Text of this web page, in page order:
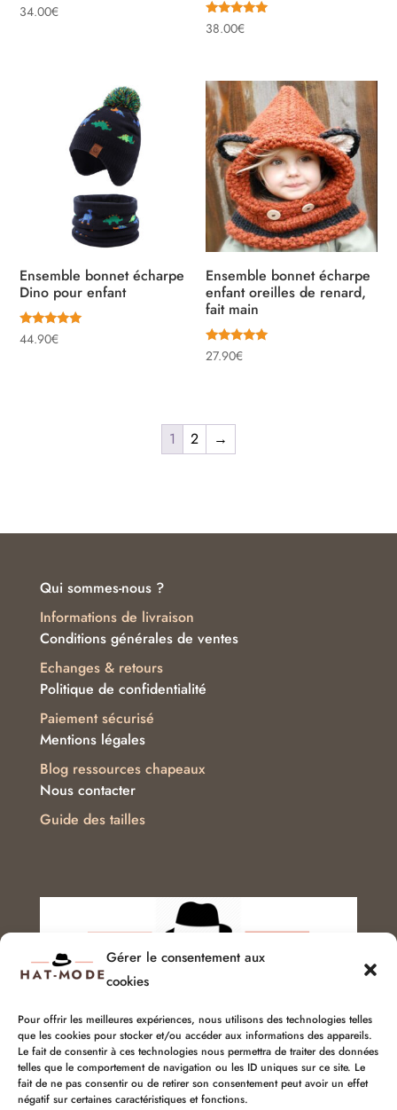
Gérer le consentement aux
cookies
Pour offrir les meilleures expériences, nous utilisons des technologies telles
que les cookies pour stocker et/ou accéder aux informations des appareils.
Le fait de consentir à ces technologies nous permettra de traiter des données
telles que le comportement de navigation ou les ID uniques sur ce site. Le
fait de ne pas consentir ou de retirer son consentement peut avoir un effet
négatif sur certaines caractéristiques et fonctions.
Note
5.00
34.00€
Note
5.00
38.00€
Ensemble bonnet écharpe
Dino pour enfant
Note
5.00
44.90€
Ensemble bonnet écharpe
enfant oreilles de renard,
fait main
Note
5.00
27.90€
1 2 →
Qui sommes-nous ?
Conditions générales de ventes
Politique de confidentialité
Mentions légales
Nous contacter
Informations de livraison
Echanges & retours
Paiement sécurisé
Blog ressources chapeaux
Guide des tailles
Service client :
06 51 04 04 85
chapellerie@hat-mode.com